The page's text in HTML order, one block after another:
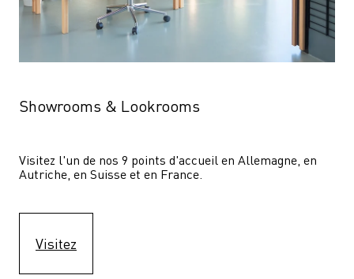
Showrooms & Lookrooms
Visitez l'un de nos 9 points d'accueil en Allemagne, en
Autriche, en Suisse et en France.
Visitez